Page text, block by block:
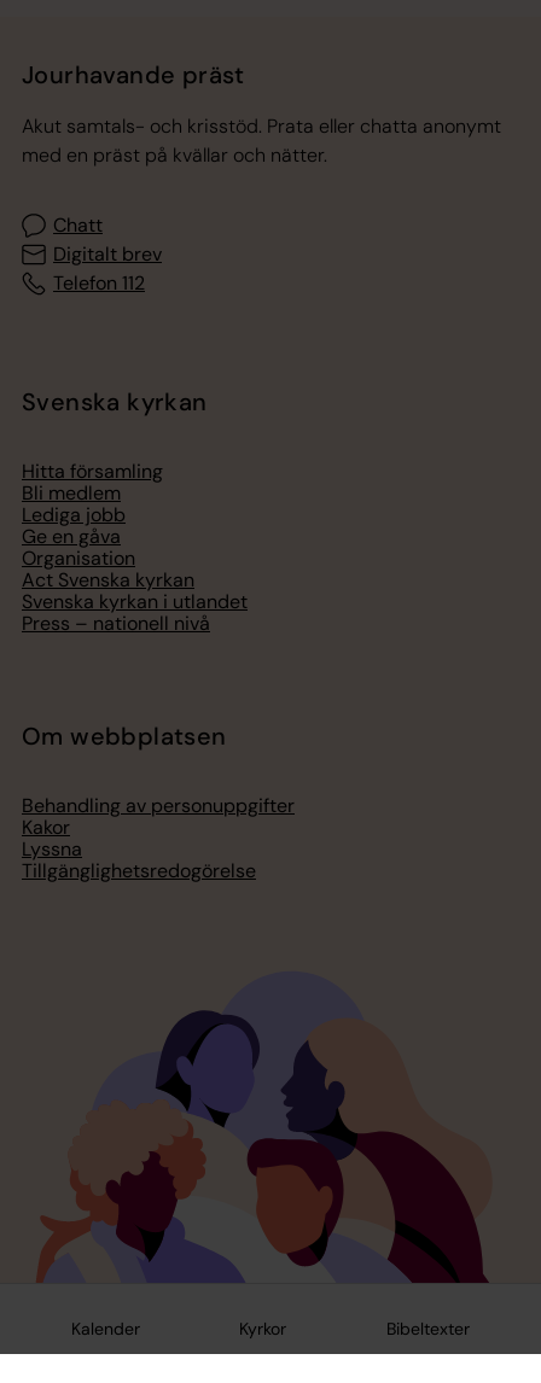
Kalender Kyrkor Bibeltexter
Jourhavande präst
Akut samtals- och krisstöd. Prata eller chatta anonymt
med en präst på kvällar och nätter.
Chatt
Digitalt brev
Telefon 112
Svenska kyrkan
Hitta församling
Bli medlem
Lediga jobb
Ge en gåva
Organisation
Act Svenska kyrkan
Svenska kyrkan i utlandet
Press – nationell nivå
Om webbplatsen
Behandling av personuppgifter
Kakor
Lyssna
Tillgänglighetsredogörelse